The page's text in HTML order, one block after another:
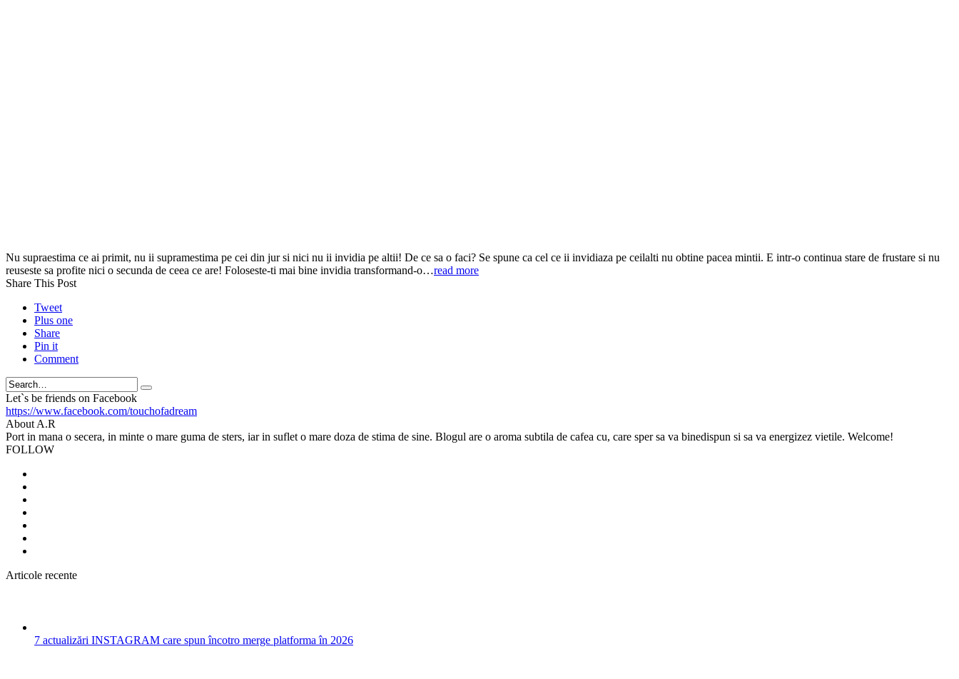
Nu supraestima ce ai primit, nu ii supramestima pe cei din jur si nici nu ii invidia pe altii! De ce sa o faci? Se spune ca cel ce ii invidiaza pe ceilalti nu obtine pacea mintii. E intr-o continua stare de frustare si nu
reuseste sa profite nici o secunda de ceea ce are! Foloseste-ti mai bine invidia transformand-o…read more
Share This Post
Tweet
Plus one
Share
Pin it
Comment
Search
Let`s be friends on Facebook
https://www.facebook.com/touchofadream
About A.R
Port in mana o secera, in minte o mare guma de sters, iar in suflet o mare doza de stima de sine. Blogul are o aroma subtila de cafea cu, care sper sa va binedispun si sa va energizez vietile. Welcome!
FOLLOW
Articole recente
7 actualizări INSTAGRAM care spun încotro merge platforma în 2026